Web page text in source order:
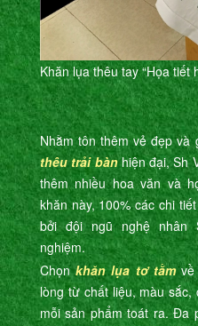
Khăn lụa thêu tay “Họa tiết
Nhằm tôn thêm vẻ đẹp và
thêu trải bànhiện đại, Sh
thêm nhiều hoa văn và
khăn này, 100% các chi
bởi đội ngũ nghệ nhân
nghiệm.
Chọnkhăn lụa tơ tằmvề
lòng từ chất liệu, màu
mỗi sản phẩm toát ra. Đa